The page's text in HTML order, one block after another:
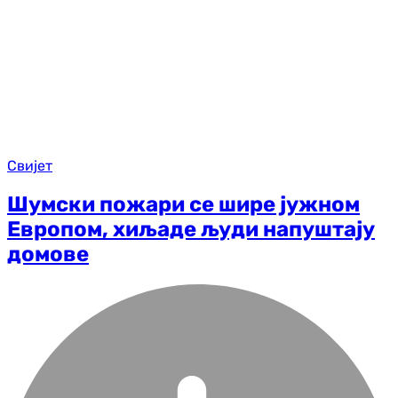
Свијет
Шумски пожари се шире јужном
Европом, хиљаде људи напуштају
домове